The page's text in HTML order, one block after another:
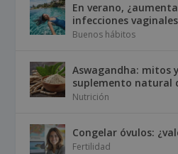
En verano,
infecciones
Buenos hábitos
Aswagandha: mitos
suplemento natural
Nutrición
Congelar óvulos:
Fertilidad